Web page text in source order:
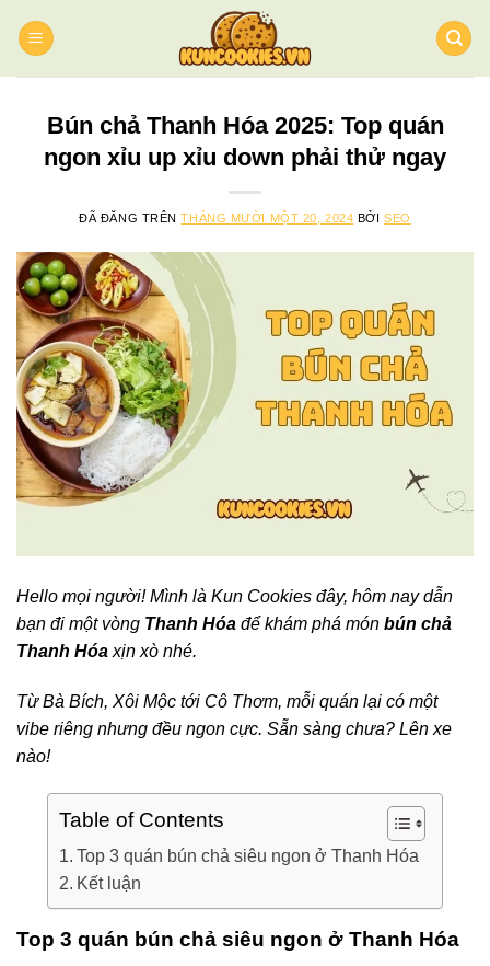
đến
Bún chả Thanh Hóa 2025: Top quán
ngon xỉu up xỉu down phải thử ngay
ĐÃ ĐĂNG TRÊNTHÁNG MƯỜI MỘT 20, 2024 BỞISEO
Hello mọi người! Mình là Kun Cookies đây, hôm nay dẫn
bạn đi một vòng Thanh Hóa để khám phá món bún chả
Thanh Hóaxịn xò nhé.
Từ Bà Bích, Xôi Mộc tới Cô Thơm, mỗi quán lại có một
vibe riêng nhưng đều ngon cực. Sẵn sàng chưa? Lên xe
nào!
Table of Contents
Top 3 quán bún chả siêu ngon ở Thanh Hóa
Kết luận
Top 3 quán bún chả siêu ngon ở Thanh Hóa